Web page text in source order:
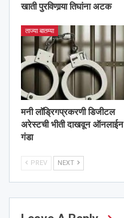
खाती पुरविणार्‍या तिघांना अटक
ताज्या बातम्या
मनी लॉड्रिगप्रकरणी डिजीटल
अरेस्टची भीती दाखवून ऑनलाईन
गंडा
PREV NEXT